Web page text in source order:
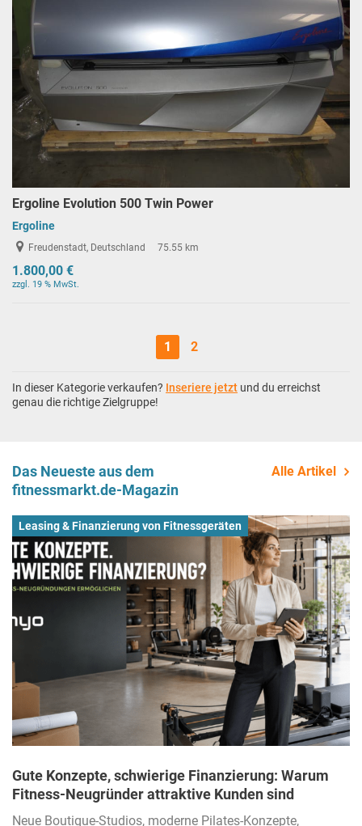
Ergoline Evolution 500 Twin Power
Ergoline
Freudenstadt, Deutschland 75.55 km
1.800,00 €
zzgl. 19 % MwSt.
1 2
In dieser Kategorie verkaufen? Inseriere jetzt und du erreichst
genau die richtige Zielgruppe!
Das Neueste aus dem
fitnessmarkt.de-Magazin
Alle Artikel
Leasing & Finanzierung von Fitnessgeräten
Gute Konzepte, schwierige Finanzierung: Warum
Fitness-Neugründer attraktive Kunden sind
Neue Boutique-Studios, moderne Pilates-Konzepte,